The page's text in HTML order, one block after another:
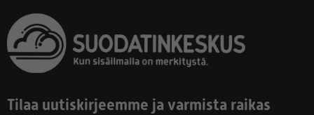
Tilaa uutiskirjeemme ja varmista raikas